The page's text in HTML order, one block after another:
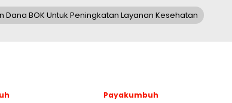
BOK Untuk Peningkatan Layanan Kesehatan
Payakumbuh